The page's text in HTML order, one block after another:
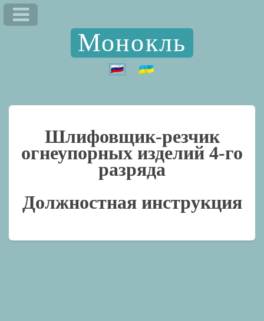
Монокль
Шлифовщик-резчик
огнеупорных изделий 4-го
разряда
Должностная инструкция